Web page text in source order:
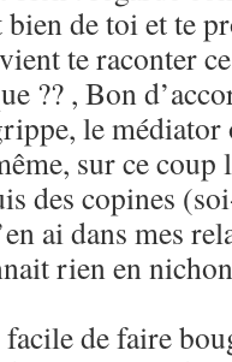
bien de toi et te
te raconter
?? , Bon
le
sur ce coup
des copines
ai dans mes
rien en
facile de faire